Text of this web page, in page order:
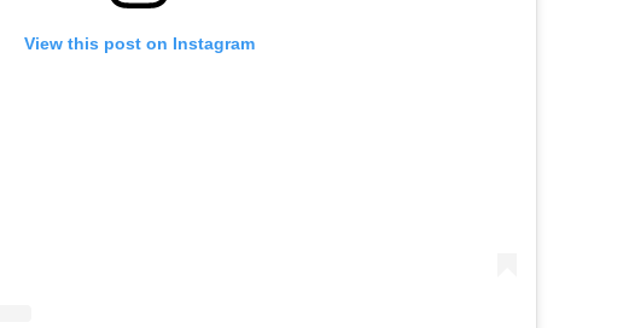
View this post on Instagram